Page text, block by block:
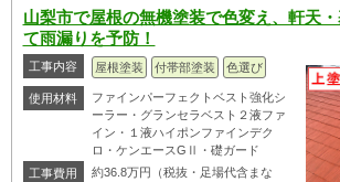
山梨市で屋根の無機塗装で色変え、軒天
て雨漏りを予防！
工事内容 屋根塗装 付帯部塗装 色選び
使用材料
ファインパーフェクトベスト強化シ
ーラー・グランセラベスト２液ファ
イン・１液ハイポンファインデク
ロ・ケンエースGⅡ・礎ガード
工事費用
約36.8万円（税抜・足場代含まな